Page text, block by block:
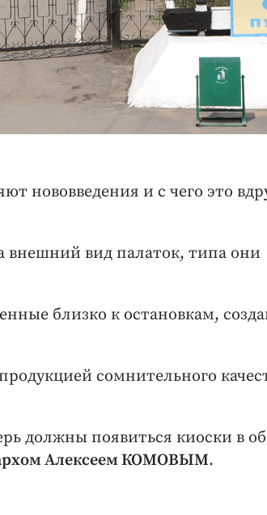
нововведения и с чего это
внешний вид палаток, типа они
близко к остановкам,
сомнительного
должны появиться киоски в
Алексеем КОМОВЫМ.